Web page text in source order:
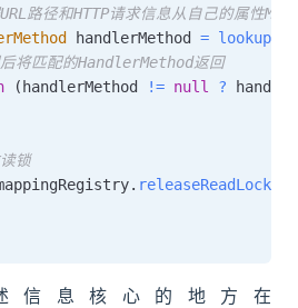
路径和HTTP请求信息从自己的属性
handlerMethod =
将匹配的HandlerMethod返回
( handlerMethod != null ?
锁
. releaseReadLock
信息核心的地方在